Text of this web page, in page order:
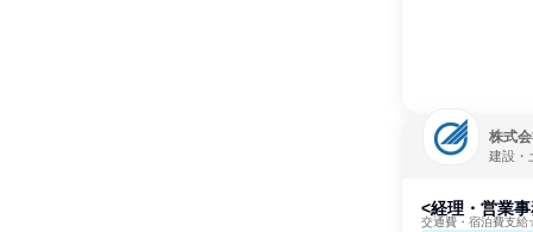
株式
建設・
<経理・営業
交通費・宿泊費支